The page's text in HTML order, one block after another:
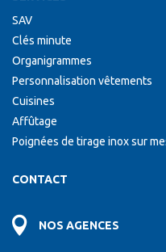
SAV
Clés minute
Organigrammes
Personnalisation vêtements
Cuisines
Affûtage
Poignées de tirage inox sur
CONTACT
NOS AGENCES